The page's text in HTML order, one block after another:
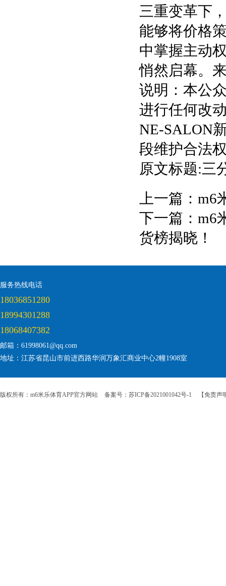
三重变革下
能够将价格
中掌握主动
悄然启幕。
说明：本公
进行任何改
NE-SALON
段维护合法
原文标题:三
上一篇： m6
下一篇： m6
货榜揭晓！
服务热线电话
18036851280
18994301288
18068407382
邮箱：61998061@qq.com
地址：江苏省昆山市前进西路华润万象汇商业中心2幢1908室
版权所有：m6米乐体育APP官方网站 备案号：苏ICP备2021001042号-1 【免责声